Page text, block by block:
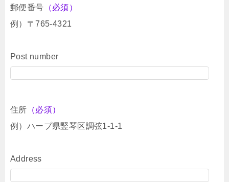
郵便番号 （必須）
例）〒765-4321
Post number
住所 （必須）
例）ハープ県竪琴区調弦1-1-1
Address